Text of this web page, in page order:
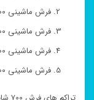
فرش ماشینی ۷۰۰ تراکم ۲۲۵۰
فرش ماشینی ۷۰۰ تراکم ۲۴۰۰
فرش ماشینی ۷۰۰ تراکم ۲۵۵۰
فرش ماشینی ۷۰۰ تراکم ۳۰۰۰